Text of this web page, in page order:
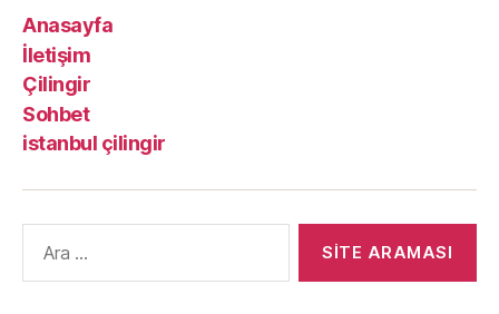
Anasayfa
İletişim
Çilingir
Sohbet
istanbul çilingir
yap: